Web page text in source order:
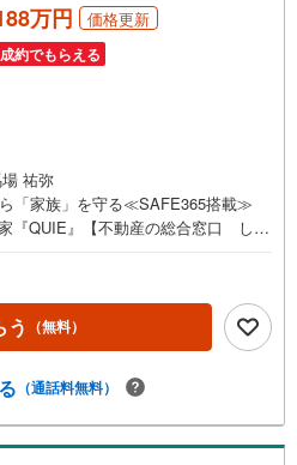
万円 価格更新
成約でもらえる
祐弥
「家族」を守る≪SAFE365搭載≫
『QUIE』【不動産の総合窓口 しろ
24時間365日サポートSAFE365で地
【QUIE】住宅性能評価で『耐震等級
族の「安全」と「笑顔」を守ります新
野第4【3LDK】 価格（税込） 2,1
れた方も是非一度ご相談ください
う （無料）
（通話料無料）